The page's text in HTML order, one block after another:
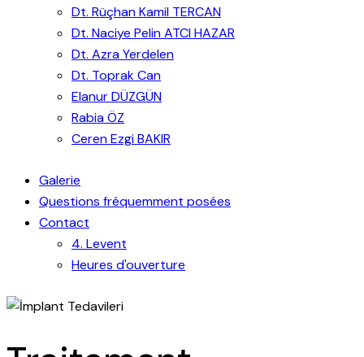
Dt. Rüçhan Kamil TERCAN
Dt. Naciye Pelin ATCI HAZAR
Dt. Azra Yerdelen
Dt. Toprak Can
Elanur DÜZGÜN
Rabia ÖZ
Ceren Ezgi BAKIR
Galerie
Questions fréquemment posées
Contact
4. Levent
Heures d'ouverture